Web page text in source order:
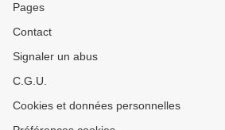
Pages
Contact
Signaler un abus
C.G.U.
Cookies et données personnelles